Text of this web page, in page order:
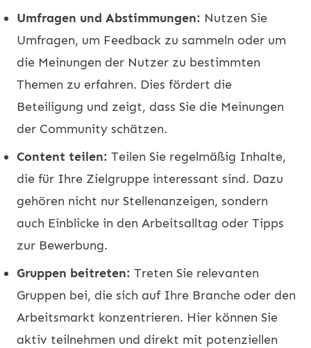
Umfragen und Abstimmungen: Nutzen Sie
Umfragen, um Feedback zu sammeln oder um
die Meinungen der Nutzer zu bestimmten
Themen zu erfahren. Dies fördert die
Beteiligung und zeigt, dass Sie die Meinungen
der Community schätzen.
Content teilen: Teilen Sie regelmäßig Inhalte,
die für Ihre Zielgruppe interessant sind. Dazu
gehören nicht nur Stellenanzeigen, sondern
auch Einblicke in den Arbeitsalltag oder Tipps
zur Bewerbung.
Gruppen beitreten: Treten Sie relevanten
Gruppen bei, die sich auf Ihre Branche oder den
Arbeitsmarkt konzentrieren. Hier können Sie
aktiv teilnehmen und direkt mit potenziellen